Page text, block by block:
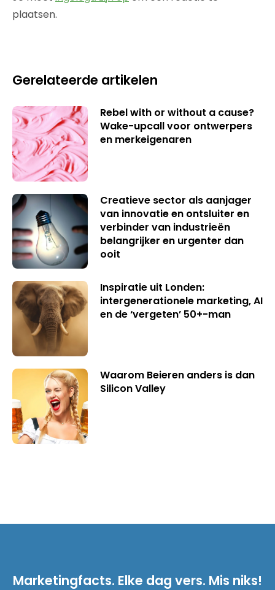
plaatsen.
Gerelateerde artikelen
Rebel with or without a cause?
Wake-upcall voor ontwerpers
en merkeigenaren
Creatieve sector als aanjager
van innovatie en ontsluiter en
verbinder van industrieën
belangrijker en urgenter dan
ooit
Inspiratie uit Londen:
intergenerationele marketing, AI
en de ‘vergeten’ 50+-man
Waarom Beieren anders is dan
Silicon Valley
Marketingfacts. Elke dag vers. Mis niks!